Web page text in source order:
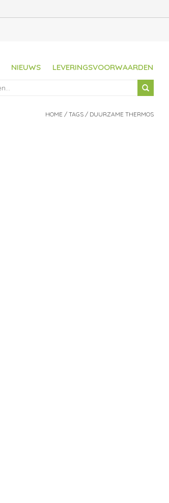
NIEUWS LEVERINGSVOORWAARDEN
HOME / TAGS / DUURZAME THERMOS